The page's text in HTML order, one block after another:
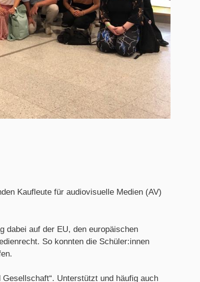
Kaufleute für audiovisuelle Medien (AV)
dabei auf der EU, den europäischen
So konnten die Schüler:innen
Unterstützt und häufig auch